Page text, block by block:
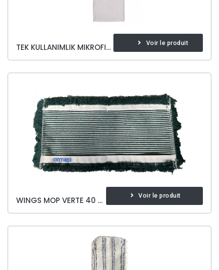
TEK KULLANIMLIK MIKROFIBER MOP Voir le produit
WINGS MOP VERTE 40 CM Voir le produit